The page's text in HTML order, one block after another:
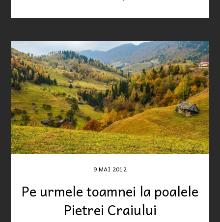
9 MAI 2012
Pe urmele toamnei la poalele
Pietrei Craiului